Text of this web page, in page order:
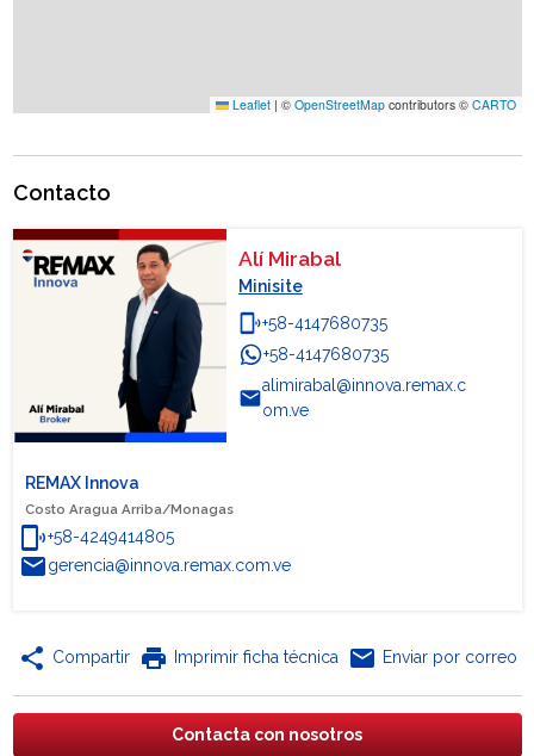
Leaflet | © OpenStreetMapcontributors © CARTO
Contacto
Alí Mirabal
Minisite
phonelink_ring+58-4147680735
WhatsApp
+58-4147680735
email
alimirabal@innova.remax.c
om.ve
REMAX Innova
Costo Aragua Arriba/Monagas
phonelink_ring+58-4249414805
emailgerencia@innova.remax.com.ve
share Compartir print Imprimir ficha técnica email Enviar por correo
Contacta con nosotros